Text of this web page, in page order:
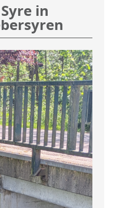
in